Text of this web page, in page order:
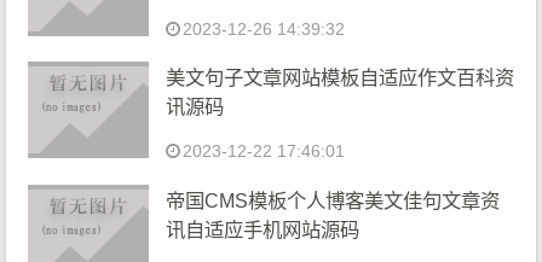
2023-12-26 14:39:32
美文句子文章网站模板自适应作文百科资
讯源码
2023-12-22 17:46:01
帝国CMS模板个人博客美文佳句文章资
讯自适应手机网站源码